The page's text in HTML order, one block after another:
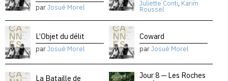
parJosué Morel Juliette Conti, Karim
Roussel
L’Objet du délit
parJosué Morel
Coward
parJosué Morel
La Bataille de Jour 8 — Les Roches